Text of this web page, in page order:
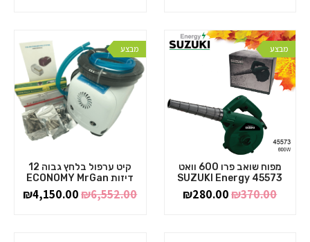
מבצע
מפוח שואב פרו 600 וואט
45573 SUZUKI Energy
₪370.00
₪280.00
מבצע
קיט ערפול בלחץ גבוה 12
דיזות ECONOMY MrGan
₪6,552.00
₪4,150.00